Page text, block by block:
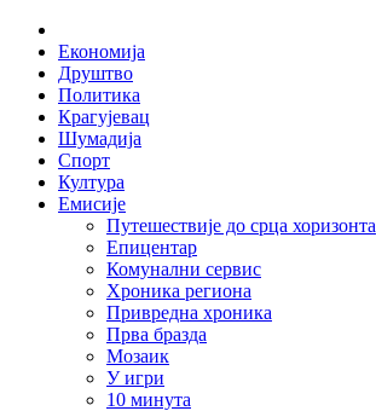
Skip
content
Економија
Друштво
Политика
Крагујевац
Шумадија
Спорт
Култура
Емисије
Путешествије до срца хоризонта
Епицентар
Комунални сервис
Хроника региона
Привредна хроника
Прва бразда
Мозаик
У игри
10 минута